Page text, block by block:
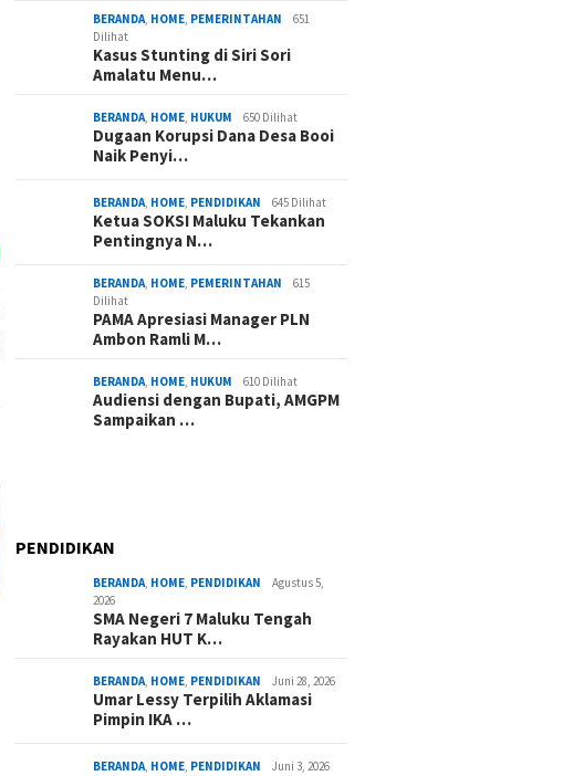
BERANDA HOME PEMERINTAHAN
651
Dilihat
Kasus Stunting di Siri Sori
Amalatu Menu…
BERANDA HOME HUKUM 650 Dilihat
Dugaan Korupsi Dana Desa Booi
Naik Penyi…
BERANDA HOME PENDIDIKAN 645 Dilihat
Ketua SOKSI Maluku Tekankan
Pentingnya N…
BERANDA HOME PEMERINTAHAN
615
Dilihat
PAMA Apresiasi Manager PLN
Ambon Ramli M…
BERANDA HOME HUKUM 610 Dilihat
Audiensi dengan Bupati, AMGPM
Sampaikan …
PENDIDIKAN
BERANDA HOME PENDIDIKAN
Agustus 5,
2026
SMA Negeri 7 Maluku Tengah
Rayakan HUT K…
BERANDA HOME PENDIDIKAN Juni 28, 2026
Umar Lessy Terpilih Aklamasi
Pimpin IKA …
BERANDA HOME PENDIDIKAN Juni 3, 2026